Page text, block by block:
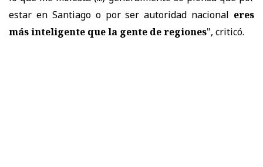
estar en Santiago o por ser autoridad nacional eres
más inteligente que la gente de regiones", criticó.